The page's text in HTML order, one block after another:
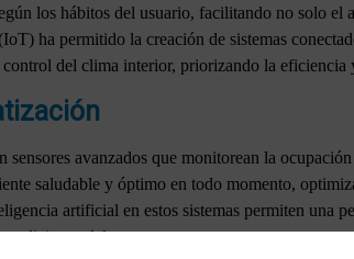
los hábitos del usuario, facilitando no solo
ha permitido la creación de sistemas
del clima interior, priorizando la eficiencia
sensores avanzados que monitorean la
saludable y óptimo en todo momento,
artificial en estos sistemas permiten una
del entorno.